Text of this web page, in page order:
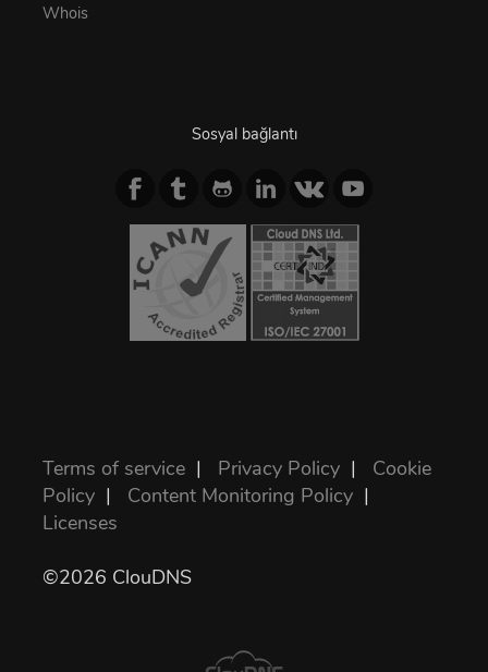
Whois
Sosyal bağlantı
Terms of service | Privacy Policy | Cookie
Policy | Content Monitoring Policy |
Licenses
©2026 ClouDNS